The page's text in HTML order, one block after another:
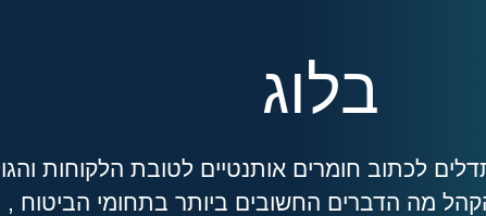
בלוג
לכתוב חומרים אותנטיים לטובת הלקוחות
מה הדברים החשובים ביותר בתחומי הביטוח ,